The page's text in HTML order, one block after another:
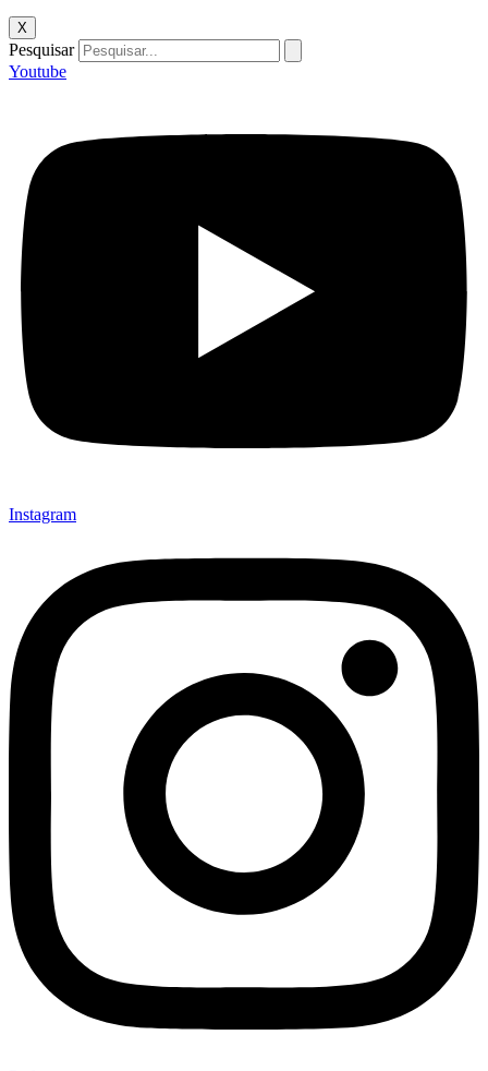
X
Pesquisar
Youtube
Instagram